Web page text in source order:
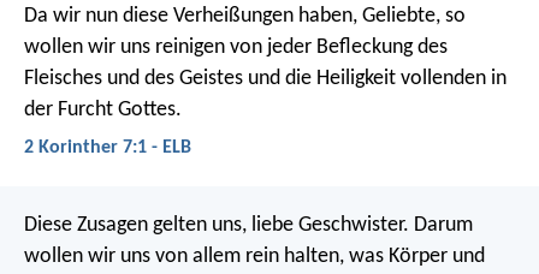
Da wir nun diese Verheißungen haben, Geliebte, so
wollen wir uns reinigen von jeder Befleckung des
Fleisches und des Geistes und die Heiligkeit vollenden in
der Furcht Gottes.
2 Korinther 7:1 - ELB
Diese Zusagen gelten uns, liebe Geschwister. Darum
wollen wir uns von allem rein halten, was Körper und